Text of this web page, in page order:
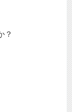
？